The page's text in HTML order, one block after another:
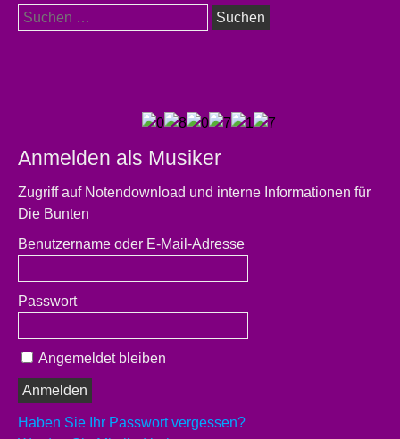
Suchen
nach:
Anmelden als Musiker
Zugriff auf Notendownload und interne Informationen für
Die Bunten
Benutzername oder E-Mail-Adresse
Passwort
Angemeldet bleiben
Haben Sie Ihr Passwort vergessen?